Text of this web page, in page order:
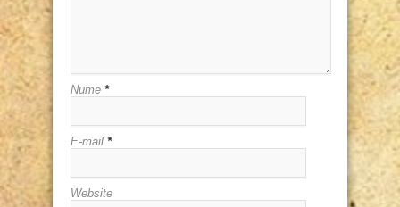
Nume *
E-mail *
Website